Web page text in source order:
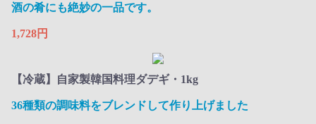
酒の肴にも絶妙の一品です。​
1,728円
【冷蔵】自家製韓国料理ダデギ・1kg
36種類の調味料をブレンドして作り上げました